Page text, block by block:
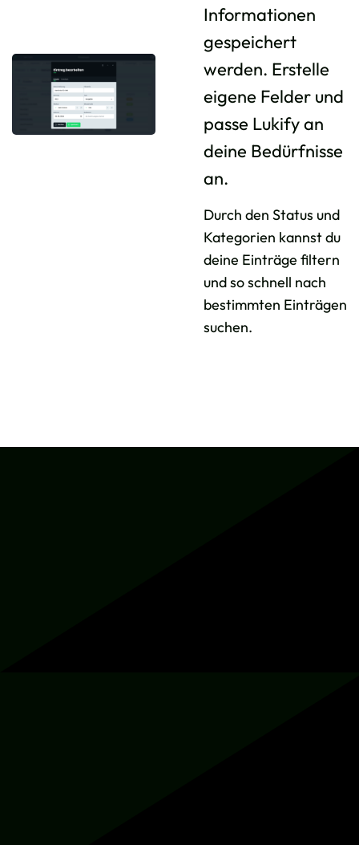
Informationen
gespeichert
werden. Erstelle
eigene Felder und
passe Lukify an
deine Bedürfnisse
an.
Durch den Status und
Kategorien kannst du
deine Einträge filtern
und so schnell nach
bestimmten Einträgen
suchen.